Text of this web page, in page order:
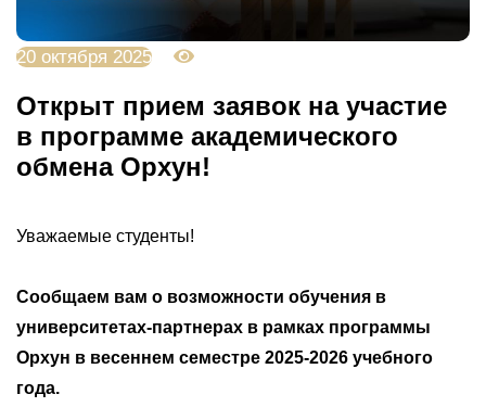
20 октября 2025
Открыт прием заявок на участие
в программе академического
обмена Орхун!
Уважаемые студенты!
Сообщаем вам о возможности обучения в
университетах-партнерах в рамках программы
Орхун в весеннем семестре 2025-2026 учебного
года.